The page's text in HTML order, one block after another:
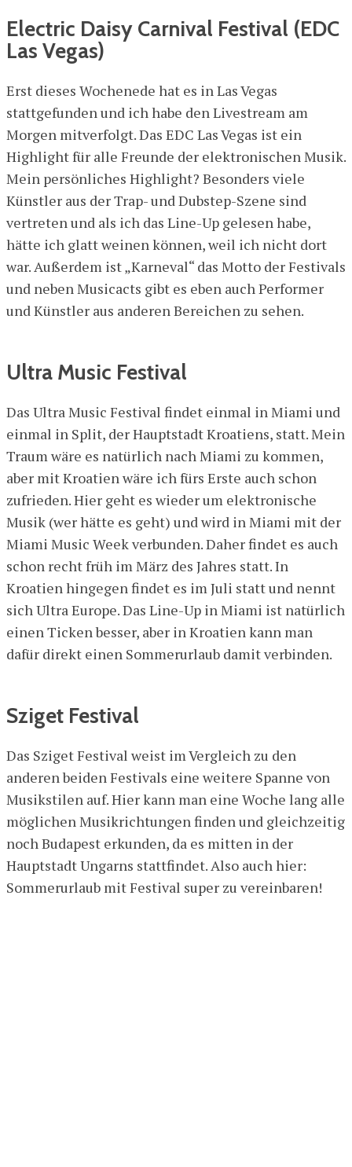
Electric Daisy Carnival Festival (EDC
Las Vegas)
Erst dieses Wochenede hat es in Las Vegas
stattgefunden und ich habe den Livestream am
Morgen mitverfolgt. Das EDC Las Vegas ist ein
Highlight für alle Freunde der elektronischen Musik.
Mein persönliches Highlight? Besonders viele
Künstler aus der Trap- und Dubstep-Szene sind
vertreten und als ich das Line-Up gelesen habe,
hätte ich glatt weinen können, weil ich nicht dort
war. Außerdem ist „Karneval“ das Motto der Festivals
und neben Musicacts gibt es eben auch Performer
und Künstler aus anderen Bereichen zu sehen.
Ultra Music Festival
Das Ultra Music Festival findet einmal in Miami und
einmal in Split, der Hauptstadt Kroatiens, statt. Mein
Traum wäre es natürlich nach Miami zu kommen,
aber mit Kroatien wäre ich fürs Erste auch schon
zufrieden. Hier geht es wieder um elektronische
Musik (wer hätte es geht) und wird in Miami mit der
Miami Music Week verbunden. Daher findet es auch
schon recht früh im März des Jahres statt. In
Kroatien hingegen findet es im Juli statt und nennt
sich Ultra Europe. Das Line-Up in Miami ist natürlich
einen Ticken besser, aber in Kroatien kann man
dafür direkt einen Sommerurlaub damit verbinden.
Sziget Festival
Das Sziget Festival weist im Vergleich zu den
anderen beiden Festivals eine weitere Spanne von
Musikstilen auf. Hier kann man eine Woche lang alle
möglichen Musikrichtungen finden und gleichzeitig
noch Budapest erkunden, da es mitten in der
Hauptstadt Ungarns stattfindet. Also auch hier:
Sommerurlaub mit Festival super zu vereinbaren!